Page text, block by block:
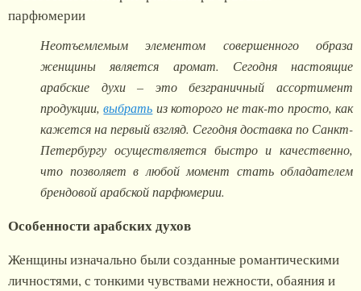
Неотъемлемым элементом совершенного образа
женщины является аромат. Сегодня настоящие
арабские духи – это безграничный ассортимент
продукции,выбрать из которого не так-то просто, как
кажется на первый взгляд. Сегодня доставка по Санкт-
Петербургу осуществляется быстро и качественно,
что позволяет в любой момент стать обладателем
брендовой арабской парфюмерии.
Особенности арабских духов
Женщины изначально были созданные романтическими
личностями, с тонкими чувствами нежности, обаяния и